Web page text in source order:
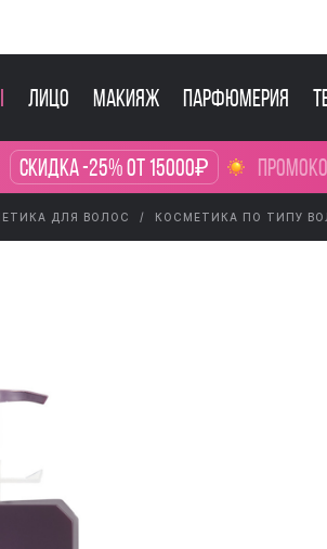
Лицо Макияж Парфюмерия
Скидка -25% от 15000₽
ДЛЯ ВОЛОС КОСМЕТИКА ПО ТИПУ